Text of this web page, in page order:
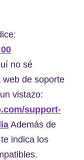
no sé
de soporte
vistazo:
support-
Además de
indica los